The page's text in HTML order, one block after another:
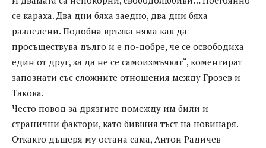
се караха. Два дни бяха заедно, два дни бяха
разделени. Подобна връзка няма как да
просъществува дълго и е по-добре, че се освободиха
един от друг, за да не се самоизмъчват“, коментират
запознати със сложните отношения между Грозев и
Такова.
Често повод за дрязгите помежду им били и
странични фактори, като бившия тъст на новинаря.
Откакто дъщеря му остана сама, Антон Радичев